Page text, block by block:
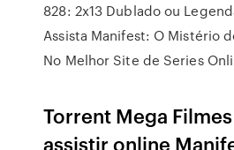
828: 2x13 Dublado ou
Assista Manifest: O Mistério
No Melhor Site de Series
Torrent Mega
assistir online